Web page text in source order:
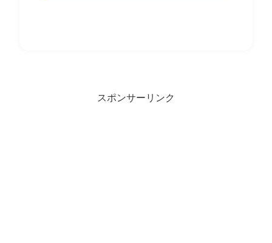
スポンサーリンク